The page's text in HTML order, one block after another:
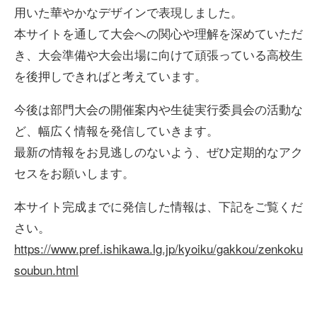
用いた華やかなデザインで表現しました。
本サイトを通して大会への関心や理解を深めていただ
き、大会準備や大会出場に向けて頑張っている高校生
を後押しできればと考えています。
今後は部門大会の開催案内や生徒実行委員会の活動な
ど、幅広く情報を発信していきます。
最新の情報をお見逃しのないよう、ぜひ定期的なアク
セスをお願いします。
本サイト完成までに発信した情報は、下記をご覧くだ
さい。
https://www.pref.ishikawa.lg.jp/kyoiku/gakkou/zenkoku
soubun.html